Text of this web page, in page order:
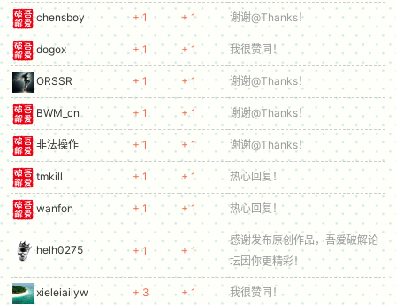
chensboy + 1 + 1 谢谢@Thanks！
dogox + 1 + 1 我很赞同！
ORSSR + 1 + 1 谢谢@Thanks！
BWM_cn + 1 + 1 谢谢@Thanks！
非法操作 + 1 + 1 谢谢@Thanks！
tmkill + 1 + 1 热心回复！
wanfon + 1 + 1 热心回复！
helh0275 + 1 + 1
感谢发布原创作品，吾爱破解论
坛因你更精彩！
xieleiailyw + 3 + 1 我很赞同！